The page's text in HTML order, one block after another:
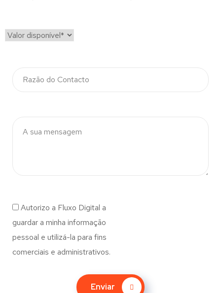
Autorizo a Fluxo Digital a
guardar a minha informação
pessoal e utilizá-la para fins
comerciais e administrativos.
Enviar